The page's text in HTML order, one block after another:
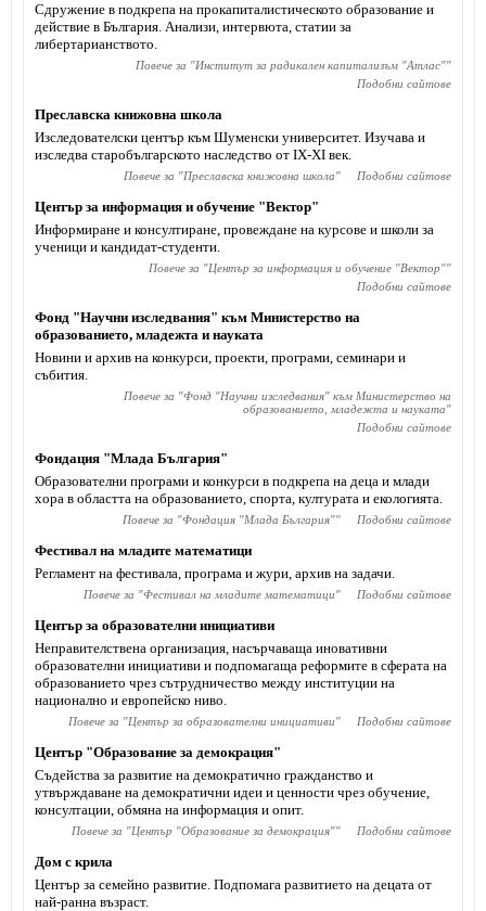
Сдружение в подкрепа на прокапиталистическото образование и
действие в България. Анализи, интервюта, статии за
либертарианството.
Повече за "Институт за радикален капитализъм "Атлас""
Подобни сайтове
Преславска книжовна школа
Изследователски център към Шуменски университет. Изучава и
изследва старобългарското наследство от IX-XI век.
Повече за "Преславска книжовна школа" Подобни сайтове
Център за информация и обучение "Вектор"
Информиране и консултиране, провеждане на курсове и школи за
ученици и кандидат-студенти.
Повече за "Център за информация и обучение "Вектор""
Подобни сайтове
Фонд "Научни изследвания" към Министерство на
образованието, младежта и науката
Новини и архив на конкурси, проекти, програми, семинари и
събития.
Повече за "Фонд "Научни изследвания" към Министерство на
образованието, младежта и науката"
Подобни сайтове
Фондация "Млада България"
Образователни програми и конкурси в подкрепа на деца и млади
хора в областта на образованието, спорта, културата и екологията.
Повече за "Фондация "Млада България"" Подобни сайтове
Фестивал на младите математици
Регламент на фестивала, програма и жури, архив на задачи.
Повече за "Фестивал на младите математици" Подобни сайтове
Център за образователни инициативи
Неправителствена организация, насърчаваща иновативни
образователни инициативи и подпомагаща реформите в сферата на
образованието чрез сътрудничество между институции на
национално и европейско ниво.
Повече за "Център за образователни инициативи" Подобни сайтове
Център "Образование за демокрация"
Съдейства за развитие на демократично гражданство и
утвърждаване на демократични идеи и ценности чрез обучение,
консултации, обмяна на информация и опит.
Повече за "Център "Образование за демокрация"" Подобни сайтове
Дом с крила
Център за семейно развитие. Подпомага развитието на децата от
най-ранна възраст.